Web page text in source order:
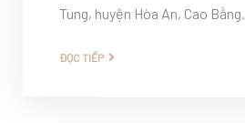
Tung, huyện Hòa An, Cao Bằng.
ĐỌC TIẾP